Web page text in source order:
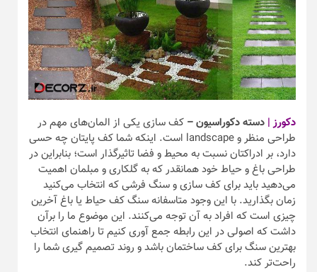
دکورز |‌ دسته دکوراسیون – کف سازی یکی از المان‌های مهم در
طراحی منظر و landscape است. اینکه شما کف پایتان چه حسی
دارد، بر ادراکتان نسبت به محیط و فضا تاثیرگذار است؛ بنابراین در
طراحی باغ و حیاط خود همانقدر که به گلکاری و مبلمان اهمیت
می‌دهید باید برای کف سازی و سنگ فرشی که انتخاب می‌کنید
زمان بگذارید. با این وجود متاسفانه سنگ کف حیاط یا باغ آخرین
چیزی است که افراد به آن توجه می‌کنند. این موضوع ما را برآن
داشت که اصولی در این رابطه جمع آوری کنیم تا راهنمای انتخاب
بهترین سنگ برای کف ساختمان باشد و روند تصمیم گیری شما را
راحت‌تر کند.